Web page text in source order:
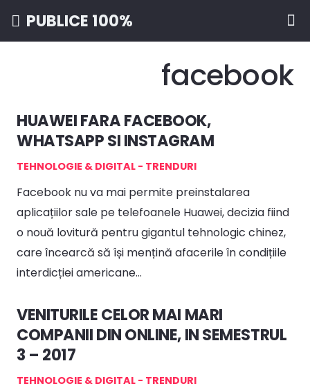
PUBLICE 100%
facebook
HUAWEI FARA FACEBOOK,
WHATSAPP SI INSTAGRAM
TEHNOLOGIE & DIGITAL - TRENDURI
Facebook nu va mai permite preinstalarea
aplicațiilor sale pe telefoanele Huawei, decizia fiind
o nouă lovitură pentru gigantul tehnologic chinez,
care încearcă să își mențină afacerile în condițiile
interdicției americane…
VENITURILE CELOR MAI MARI
COMPANII DIN ONLINE, IN SEMESTRUL
3 – 2017
TEHNOLOGIE & DIGITAL - TRENDURI